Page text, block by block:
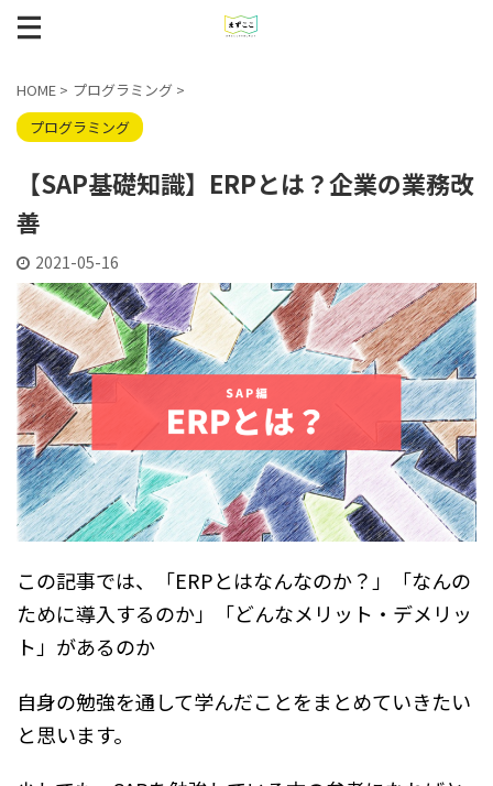
HOME > プログラミング >
プログラミング
【SAP基礎知識】ERPとは？企業の業務改
善
2021-05-16
この記事では、「ERPとはなんなのか？」「なんの
ために導入するのか」「どんなメリット・デメリッ
ト」があるのか
自身の勉強を通して学んだことをまとめていきたい
と思います。